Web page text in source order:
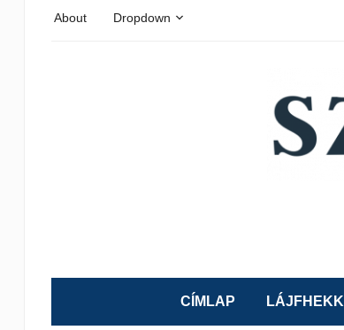
About Dropdown
CÍMLAP LÁJFHEKK